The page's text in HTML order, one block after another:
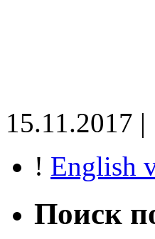
15.11.2017 |
! English
Поиск